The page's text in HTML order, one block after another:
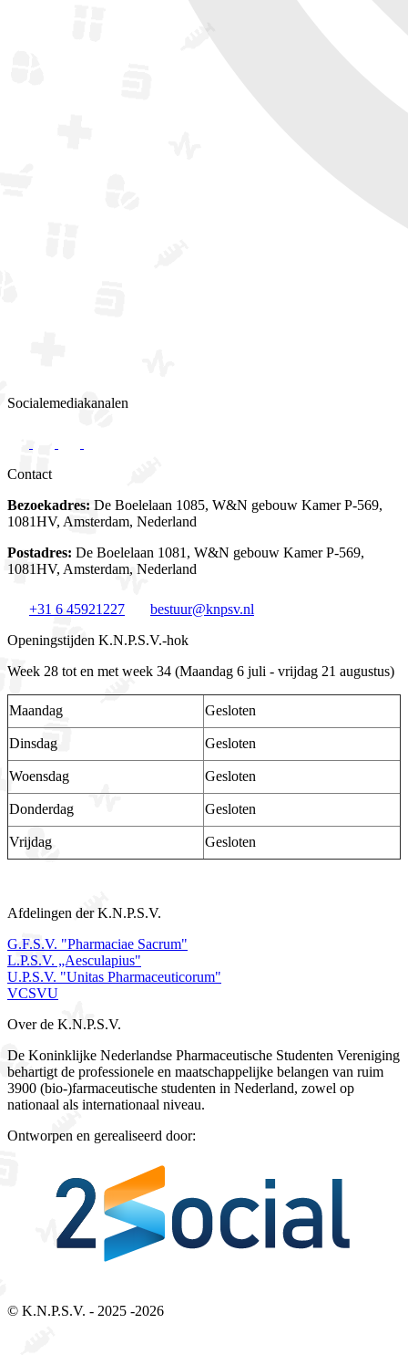
Socialemediakanalen
Contact
Bezoekadres: De Boelelaan 1085, W&N gebouw Kamer P-569,
1081HV, Amsterdam, Nederland
Postadres: De Boelelaan 1081, W&N gebouw Kamer P-569,
1081HV, Amsterdam, Nederland
+31 6 45921227
bestuur@knpsv.nl
Openingstijden K.N.P.S.V.-hok
Week 28 tot en met week 34 (Maandag 6 juli - vrijdag 21 augustus)
Maandag Gesloten
Dinsdag Gesloten
Woensdag Gesloten
Donderdag Gesloten
Vrijdag Gesloten
Afdelingen der K.N.P.S.V.
G.F.S.V. "Pharmaciae Sacrum"
L.P.S.V. „Aesculapius"
U.P.S.V. "Unitas Pharmaceuticorum"
VCSVU
Over de K.N.P.S.V.
De Koninklijke Nederlandse Pharmaceutische Studenten Vereniging
behartigt de professionele en maatschappelijke belangen van ruim
3900 (bio-)farmaceutische studenten in Nederland, zowel op
nationaal als internationaal niveau.
Ontworpen en gerealiseerd door:
© K.N.P.S.V. - 2025 -2026